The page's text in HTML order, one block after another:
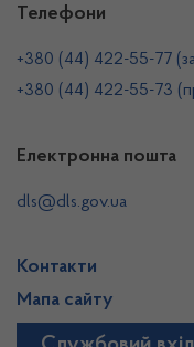
Телефони
+380 (44) 422-55-77
+380 (44) 422-55-73
Електронна пошта
dls@dls.gov.ua
Контакти
Мапа сайту